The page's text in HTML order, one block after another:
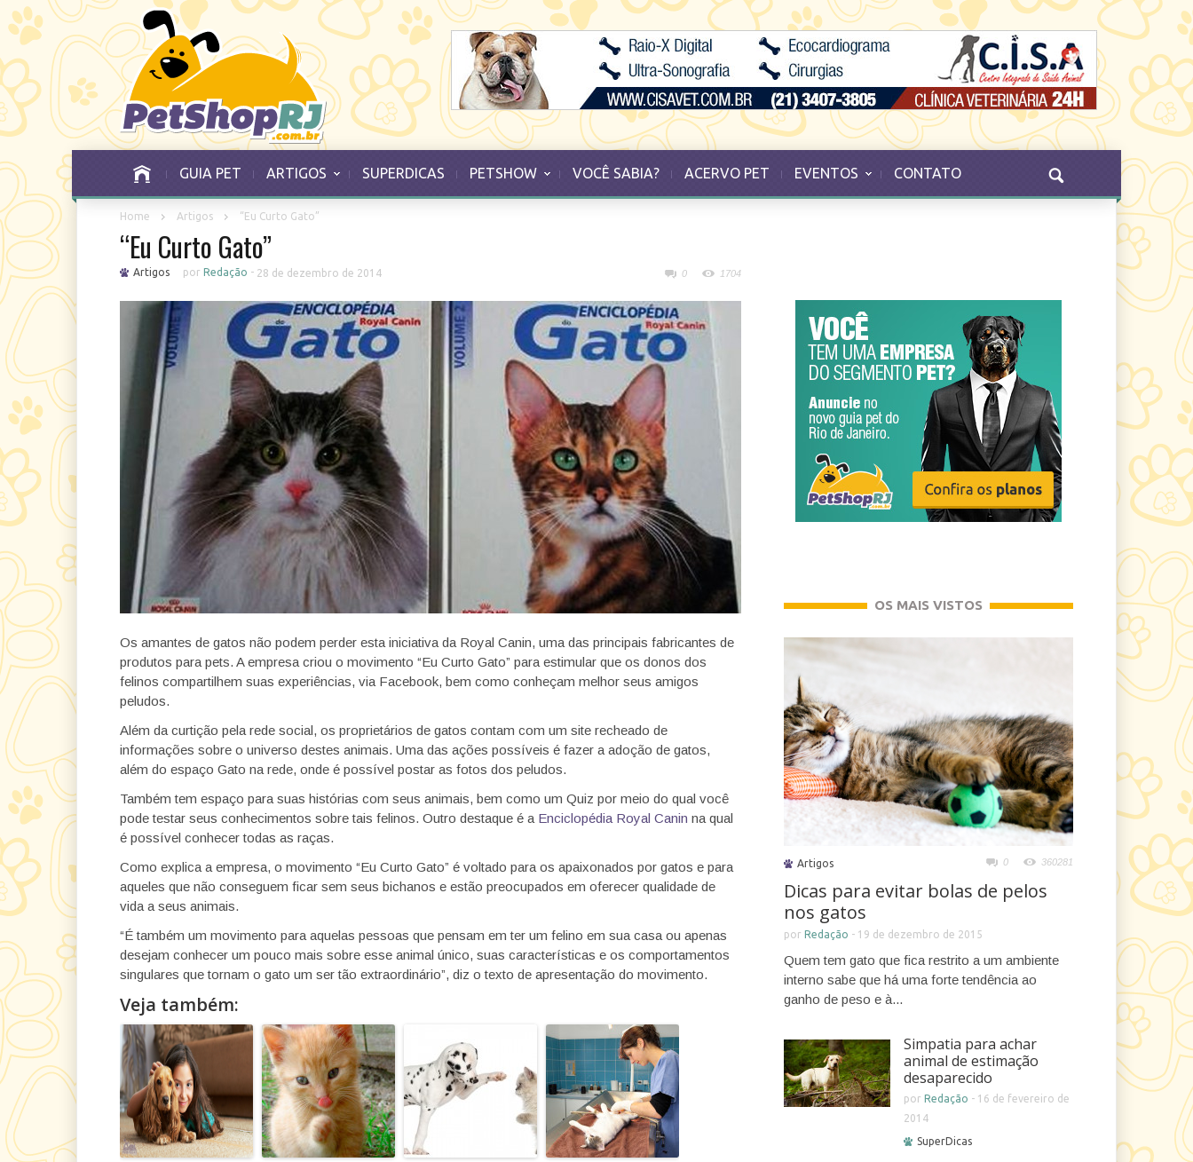
GUIA PET ARTIGOS SUPERDICAS PETSHOW VOCÊ SABIA? ACERVO PET EVENTOS CONTATO
Home Artigos “Eu Curto Gato”
“Eu Curto Gato”
Artigos por Redação - 28 de dezembro de 2014 0 1704
Os amantes de gatos não podem perder esta iniciativa da Royal Canin, uma das principais fabricantes de
produtos para pets. A empresa criou o movimento “Eu Curto Gato” para estimular que os donos dos
felinos compartilhem suas experiências, via Facebook, bem como conheçam melhor seus amigos
peludos.
Além da curtição pela rede social, os proprietários de gatos contam com um site recheado de
informações sobre o universo destes animais. Uma das ações possíveis é fazer a adoção de gatos,
além do espaço Gato na rede, onde é possível postar as fotos dos peludos.
Também tem espaço para suas histórias com seus animais, bem como um Quiz por meio do qual você
pode testar seus conhecimentos sobre tais felinos. Outro destaque é a Enciclopédia Royal Canin na qual
é possível conhecer todas as raças.
Como explica a empresa, o movimento “Eu Curto Gato” é voltado para os apaixonados por gatos e para
aqueles que não conseguem ficar sem seus bichanos e estão preocupados em oferecer qualidade de
vida a seus animais.
“É também um movimento para aquelas pessoas que pensam em ter um felino em sua casa ou apenas
desejam conhecer um pouco mais sobre esse animal único, suas características e os comportamentos
singulares que tornam o gato um ser tão extraordinário”, diz o texto de apresentação do movimento.
Veja também:
OS MAIS VISTOS
Artigos 0 360281
Dicas para evitar bolas de pelos
nos gatos
porRedação - 19 de dezembro de 2015
Quem tem gato que fica restrito a um ambiente
interno sabe que há uma forte tendência ao
ganho de peso e à...
Simpatia para achar
animal de estimação
desaparecido
porRedação - 16 de fevereiro de
2014
SuperDicas